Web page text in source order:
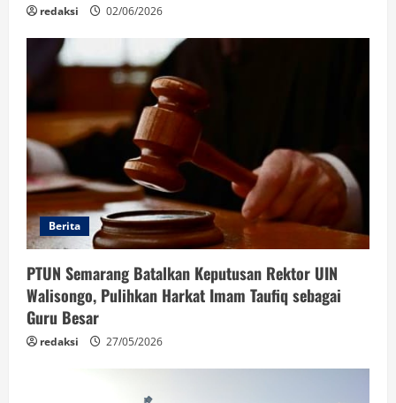
redaksi 02/06/2026
Berita
PTUN Semarang Batalkan Keputusan Rektor UIN
Walisongo, Pulihkan Harkat Imam Taufiq sebagai
Guru Besar
redaksi 27/05/2026